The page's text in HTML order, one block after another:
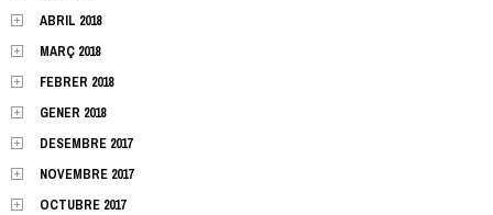
ABRIL 2018
MARÇ 2018
FEBRER 2018
GENER 2018
DESEMBRE 2017
NOVEMBRE 2017
OCTUBRE 2017